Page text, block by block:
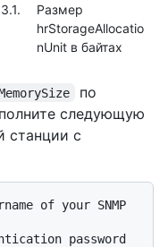
Размер
hrStorageAllocatio
nUnit в байтах
по
следующую
станции с
of your SNMP
password